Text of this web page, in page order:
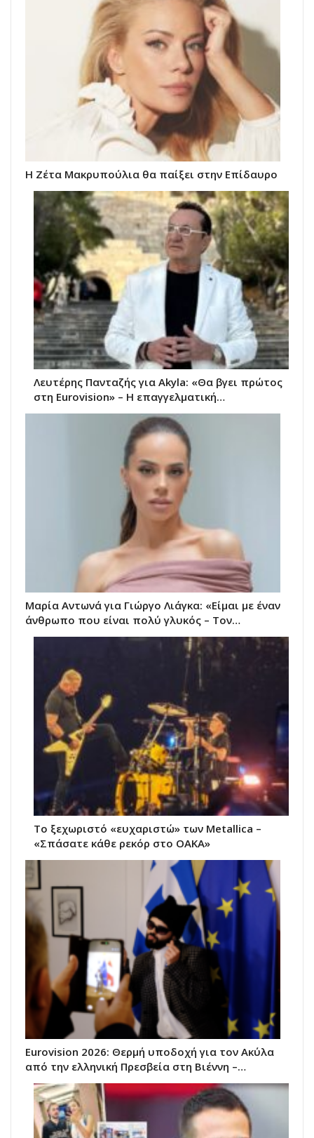
Η Ζέτα Μακρυπούλια θα παίξει στην Επίδαυρο
Λευτέρης Πανταζής για Akyla: «Θα βγει πρώτος
στη Eurovision» – Η επαγγελματική…
Μαρία Αντωνά για Γιώργο Λιάγκα: «Είμαι με έναν
άνθρωπο που είναι πολύ γλυκός – Τον…
Το ξεχωριστό «ευχαριστώ» των Metallica –
«Σπάσατε κάθε ρεκόρ στο ΟΑΚΑ»
Eurovision 2026: Θερμή υποδοχή για τον Ακύλα
από την ελληνική Πρεσβεία στη Βιέννη –…